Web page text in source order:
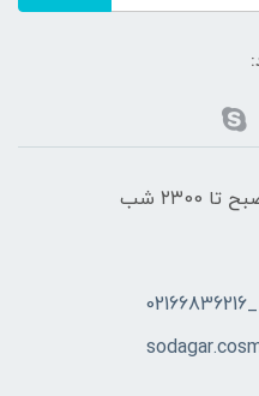
هفت روز هفته ، از ساعت ۰۹۰۰ صبح تا ۲۳00 شب